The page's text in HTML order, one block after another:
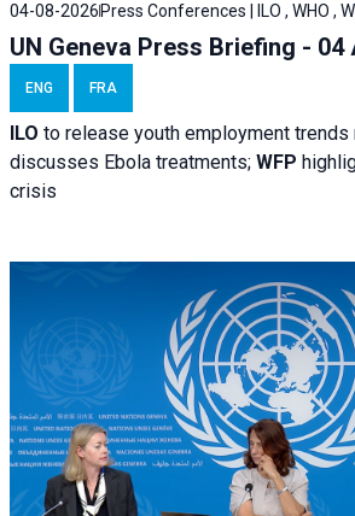
04-08-2026 Press Conferences | ILO , WHO ,
UN Geneva Press Briefing - 04
ENG FRA
ILO to release youth employment trends
discusses Ebola treatments; WFP
crisis